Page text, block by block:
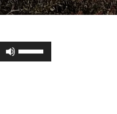
Use
as